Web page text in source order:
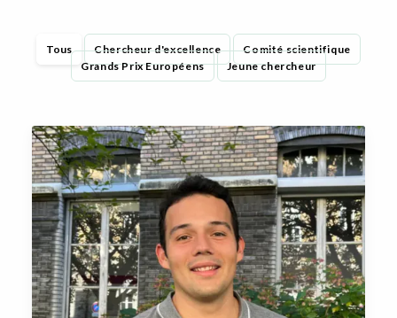
Tous Chercheur d'excellence
Comité scientifique
Grands Prix Européens
Jeune chercheur